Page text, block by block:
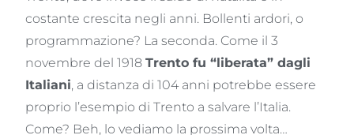
costante crescita negli anni. Bollenti ardori, o
programmazione? La seconda. Come il 3
novembre del 1918Trento fu “liberata” dagli
Italiani, a distanza di 104 anni potrebbe essere
proprio l’esempio di Trento a salvare l’Italia.
Come? Beh, lo vediamo la prossima volta…